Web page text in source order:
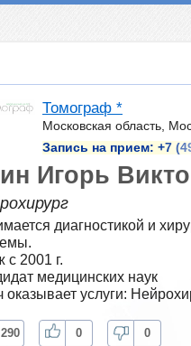
Томограф *
Московская область,
Запись на прием: +7
Игорь
диагностикой и
с 2001 г.
медицинских наук
оказывает услуги:
290 0 0